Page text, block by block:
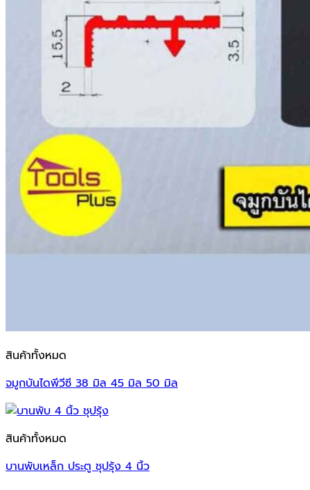
สินค้าทั้งหมด
จมูกบันไดพีวีซี 38 มิล 45 มิล 50 มิล
สินค้าทั้งหมด
บานพับเหล็ก ประตู ชุปรุ้ง 4 นิ้ว